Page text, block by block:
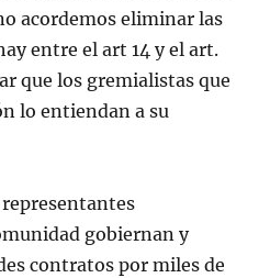
acordemos eliminar las
entre el art 14 y el art.
que los gremialistas que
lo entiendan a su
gobiernan y
contratos por miles de